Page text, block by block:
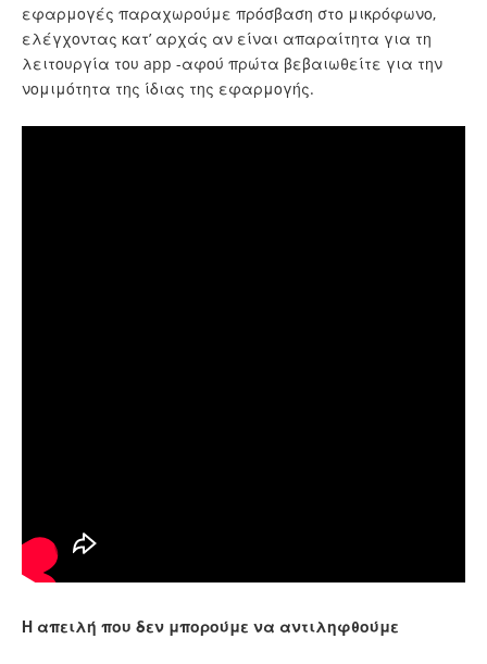
εφαρμογές παραχωρούμε πρόσβαση στο μικρόφωνο,
ελέγχοντας κατ’ αρχάς αν είναι απαραίτητα για τη
λειτουργία του app -αφού πρώτα βεβαιωθείτε για την
νομιμότητα της ίδιας της εφαρμογής.
Η απειλή που δεν μπορούμε να αντιληφθούμε